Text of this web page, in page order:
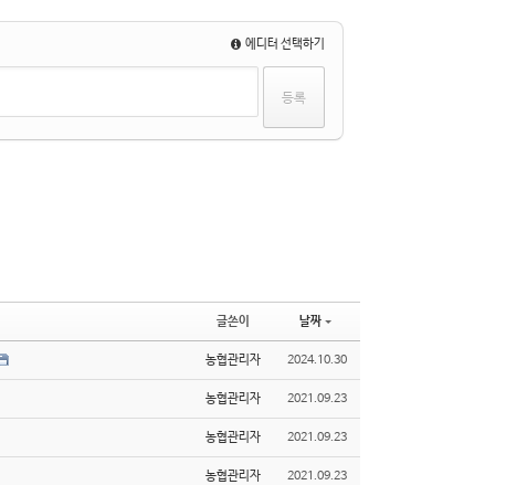
에디터 선택하기
글쓴이 날짜
농협관리자 2024.10.30
농협관리자 2021.09.23
농협관리자 2021.09.23
농협관리자 2021.09.23